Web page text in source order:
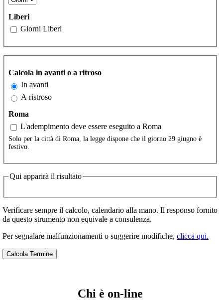
Liberi
Giorni Liberi
Calcola in avanti o a ritroso
In avanti
A ristroso
Roma
L'adempimento deve essere eseguito a Roma
Solo per la città di Roma, la legge dispone che il giorno 29 giugno è
festivo.
Qui apparirà il risultato
Verificare sempre il calcolo, calendario alla mano. Il responso fornito
da questo strumento non equivale a consulenza.
Per segnalare malfunzionamenti o suggerire modifiche, clicca qui.
Chi è on-line